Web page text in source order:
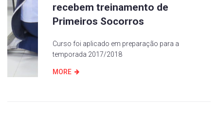
recebem treinamento de
Primeiros Socorros
Curso foi aplicado em preparação para a
temporada 2017/2018
MORE